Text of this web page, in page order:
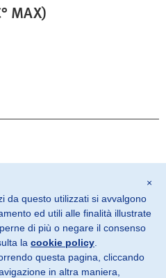
MAX)
srl
· Italia
Policy
×
da questo utilizzati si avvalgono
ed utili alle finalità illustrate
di più o negare il consenso
la cookie policy
questa pagina, cliccando
in altra maniera,